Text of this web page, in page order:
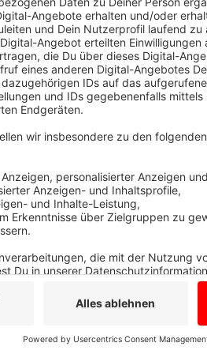
OPs werden nachgeholt
Anzeige
Denn aktuell werden viele OPs
Das heißt: unsere Krankenhäuser
weiter wie bisher, denn letzte
Spender als gedacht und damit
bestätigt Blutspendedienst West.
hier.
Anzeige